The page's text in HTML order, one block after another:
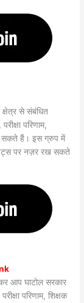
क्षेत्र से संबंधित
परिणाम,
सकते हैं। इस ग्रुप में
पर नज़र रख सकते
आप घाटोल सरकार
परिणाम, शिक्षक